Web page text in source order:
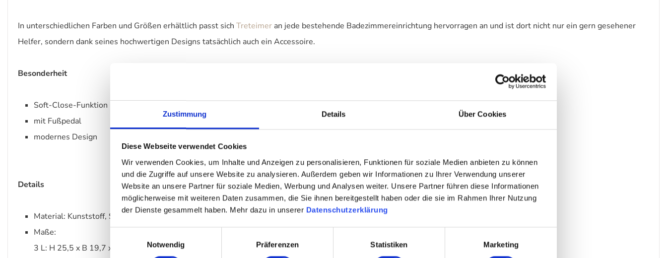
Zustimmung Details Über Cookies
Diese Webseite verwendet Cookies
Wir verwenden Cookies, um Inhalte und Anzeigen zu personalisieren, Funktionen für soziale Medien anbieten zu können
und die Zugriffe auf unsere Website zu analysieren. Außerdem geben wir Informationen zu Ihrer Verwendung unserer
Website an unsere Partner für soziale Medien, Werbung und Analysen weiter. Unsere Partner führen diese Informationen
möglicherweise mit weiteren Daten zusammen, die Sie ihnen bereitgestellt haben oder die sie im Rahmen Ihrer Nutzung
der Dienste gesammelt haben. Mehr dazu in unserer Datenschutzerklärung
Notwendig
Präferenzen Statistiken Marketing
In unterschiedlichen Farben und Größen erhältlich passt sich Treteimer an jede bestehende Badezimmereinrichtung hervorragen an und ist dort nicht nur ein gern gesehener
Helfer, sondern dank seines hochwertigen Designs tatsächlich auch ein Accessoire.
Besonderheit
Soft-Close-Funktion
mit Fußpedal
modernes Design
Details
Material: Kunststoff, Silikon
Maße:
3 L: H 25,5 x B 19,7 x L 24,2 cm